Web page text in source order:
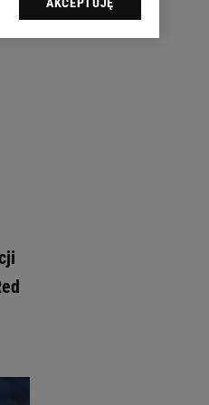
sp. z o.o., jej
swoje preferencje